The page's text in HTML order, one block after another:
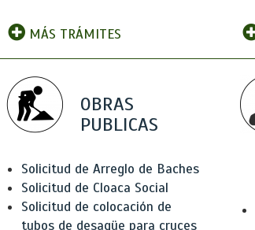
MÁS TRÁMITES
OBRAS
PUBLICAS
Solicitud de Arreglo de Baches
Solicitud de Cloaca Social
Solicitud de colocación de
tubos de desagüe para cruces